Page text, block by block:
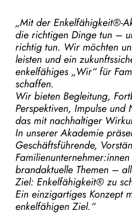
„Mit der Enkelfähigkeit®-
die richtigen Dinge tun –
richtig tun. Wir möchten
leisten und ein
enkelfähiges „Wir“ für
schaffen.
Wir bieten Begleitung,
Perspektiven, Impulse
das mit nachhaltiger
In unserer Akademie
Geschäftsführende,
brandaktuelle Themen –
Ziel: Enkelfähigkeit® zu
Ein einzigartiges Konzept
enkelfähigen Ziel.“